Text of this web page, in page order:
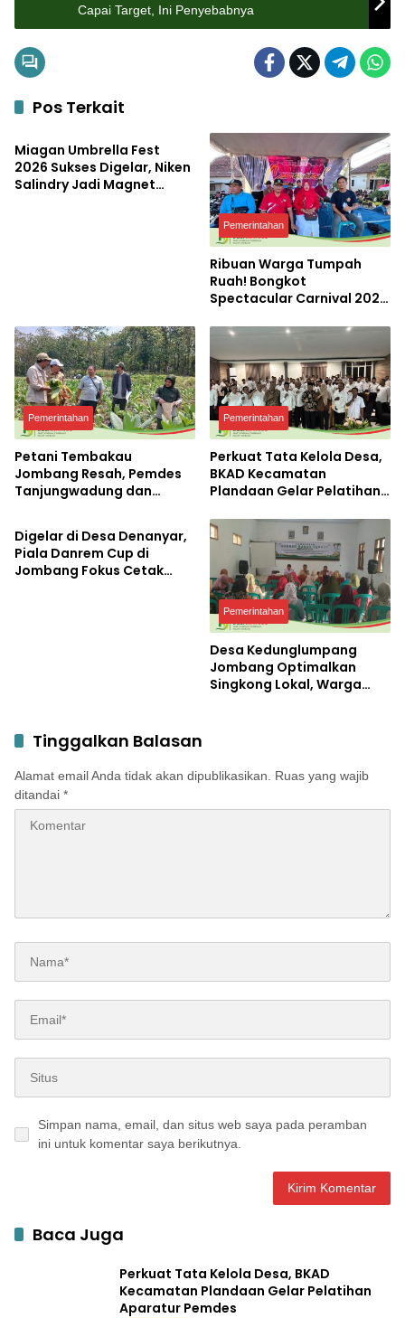
Capai Target, Ini Penyebabnya
Pos Terkait
Pemerintahan
Miagan Umbrella Fest
2026 Sukses Digelar, Niken
Salindry Jadi Magnet
Pemerintahan
Ribuan Warga Tumpah
Ruah! Bongkot
Spectacular Carnival 2026
Terbesar di Peterongan
Pemerintahan
Petani Tembakau
Jombang Resah, Pemdes
Tanjungwadung dan
Pemerintahan
Perkuat Tata Kelola Desa,
BKAD Kecamatan
Plandaan Gelar Pelatihan
Uncategorized
Digelar di Desa Denanyar,
Piala Danrem Cup di
Jombang Fokus Cetak
Pemerintahan
Desa Kedunglumpang
Jombang Optimalkan
Singkong Lokal, Warga
Tinggalkan Balasan
Alamat email Anda tidak akan dipublikasikan.
Ruas yang wajib
ditandai *
Simpan nama, email, dan situs web saya pada peramban
ini untuk komentar saya berikutnya.
Baca Juga
Perkuat Tata Kelola Desa, BKAD
Kecamatan Plandaan Gelar Pelatihan
Aparatur Pemdes